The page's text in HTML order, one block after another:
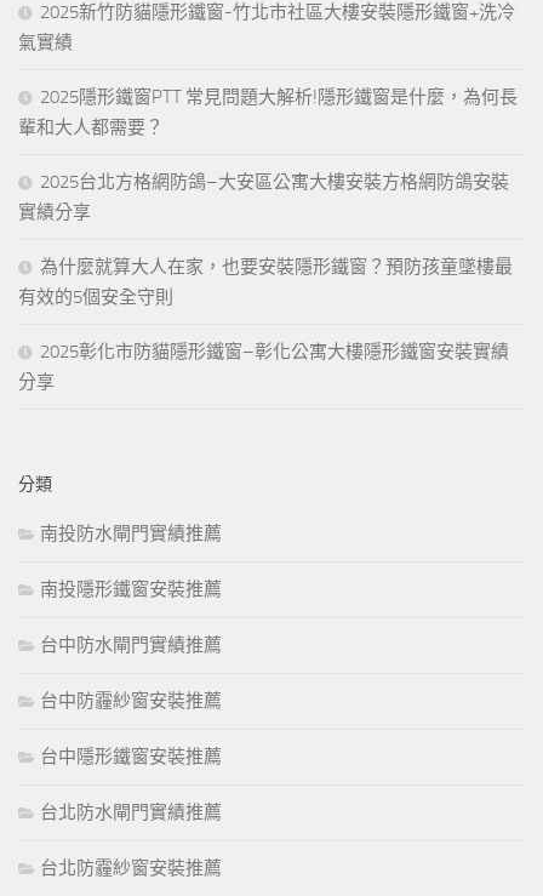
2025新竹防貓隱形鐵窗-竹北市社區大樓安裝隱形鐵窗+洗冷
氣實績
2025隱形鐵窗PTT 常見問題大解析!隱形鐵窗是什麼，為何長
輩和大人都需要？
2025台北方格網防鴿–大安區公寓大樓安裝方格網防鴿安裝
實績分享
為什麼就算大人在家，也要安裝隱形鐵窗？預防孩童墜樓最
有效的5個安全守則
2025彰化市防貓隱形鐵窗–彰化公寓大樓隱形鐵窗安裝實績
分享
分類
南投防水閘門實績推薦
南投隱形鐵窗安裝推薦
台中防水閘門實績推薦
台中防霾紗窗安裝推薦
台中隱形鐵窗安裝推薦
台北防水閘門實績推薦
台北防霾紗窗安裝推薦